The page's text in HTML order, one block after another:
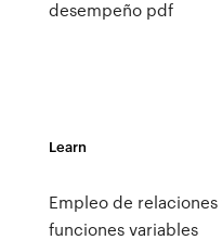
desempeño pdf
Learn
Empleo de relaciones
funciones variables